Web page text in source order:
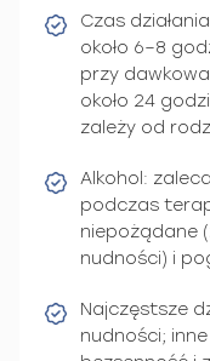
Czas
około 6–8
przy
około 24
zależy od
Alkohol:
podczas
niepożądane
nudności) i
Najczęstsze
nudności;